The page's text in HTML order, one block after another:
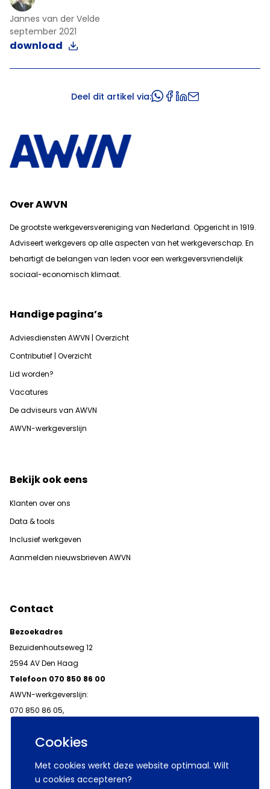
Cookies
Met cookies werkt deze website optimaal. Wilt
u cookies accepteren?
Jannes van der Velde
september 2021
download
Deel dit artikel via:
Over AWVN
De grootste werkgeversvereniging van Nederland. Opgericht in 1919.
Adviseert werkgevers op alle aspecten van het werkgeverschap. En
behartigt de belangen van leden voor een werkgeversvriendelijk
sociaal-economisch klimaat.
Handige pagina’s
Adviesdiensten AWVN | Overzicht
Contributief | Overzicht
Lid worden?
Vacatures
De adviseurs van AWVN
AWVN-werkgeverslijn
Bekijk ook eens
Klanten over ons
Data & tools
Inclusief werkgeven
Aanmelden nieuwsbrieven AWVN
Contact
Bezoekadres
Bezuidenhoutseweg 12
2594 AV Den Haag
Telefoon 070 850 86 00
AWVN-werkgeverslijn:
070 850 86 05,
© 2026 AWVN